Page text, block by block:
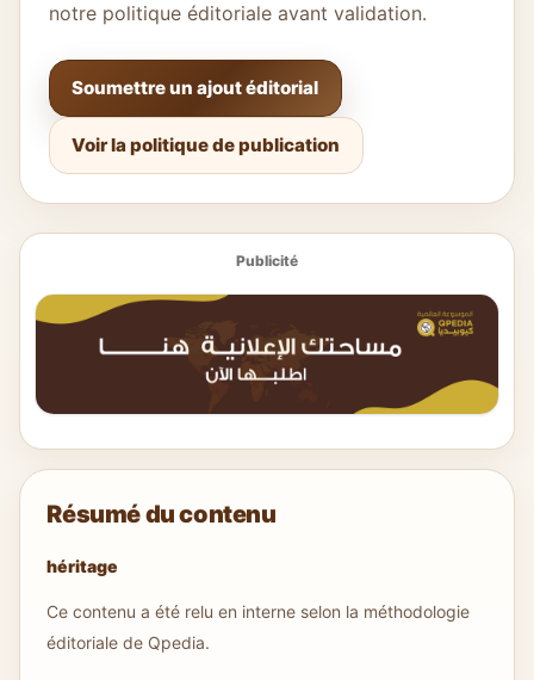
Résumé du contenu
héritage
Ce contenu a été relu en interne selon la méthodologie
éditoriale de Qpedia.
notre politique éditoriale avant validation.
Soumettre un ajout éditorial
Voir la politique de publication
Publicité